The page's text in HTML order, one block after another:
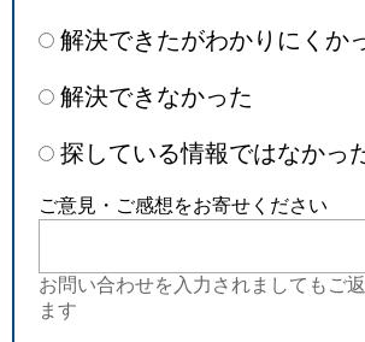
解決できたがわかりにくか
解決できなかった
探している情報ではなかっ
ご意見・ご感想をお寄せください
お問い合わせを入力されましてもご
ます